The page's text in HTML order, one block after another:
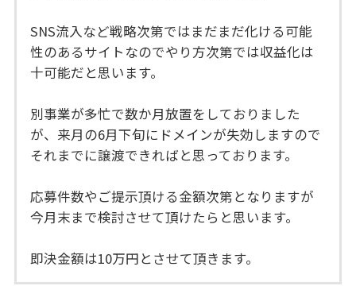
SNS流入など戦略次第ではまだまだ化ける可能
性のあるサイトなのでやり方次第では収益化は
十可能だと思います。
別事業が多忙で数か月放置をしておりました
が、来月の6月下旬にドメインが失効しますので
それまでに譲渡できればと思っております。
応募件数やご提示頂ける金額次第となりますが
今月末まで検討させて頂けたらと思います。
即決金額は10万円とさせて頂きます。